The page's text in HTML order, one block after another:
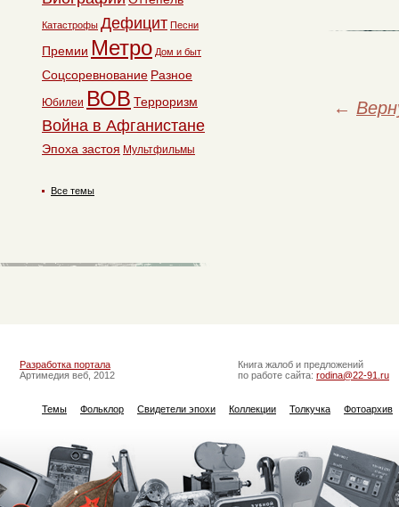
←
Катастрофы Дефицит Песни
Премии Метро Дом и быт
Соцсоревнование Разное
Юбилеи ВОВ Терроризм
Война в Афганистане
Эпоха застоя Мультфильмы
Все темы
Разработка портала
Артимедия веб, 2012
Книга жалоб и предложений
по работе сайта: rodina@22-91.ru
Темы Фольклор Свидетели эпохи Коллекции Толкучка Фотоархив